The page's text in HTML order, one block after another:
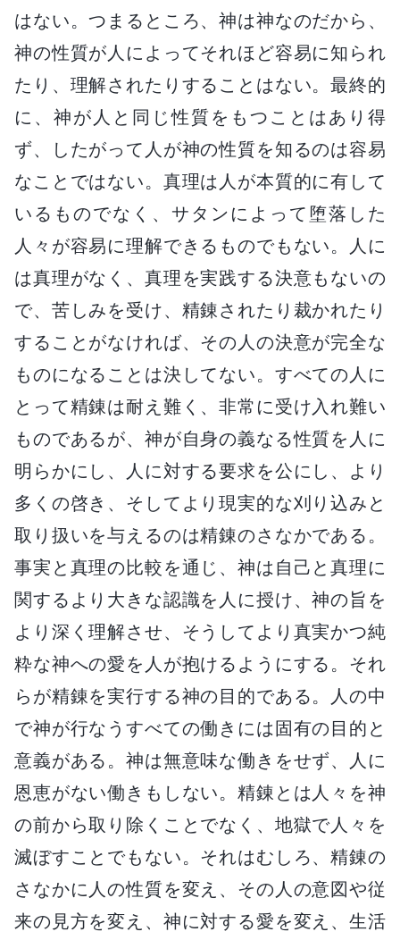
はない。つまるところ、神は神なのだから、
神の性質が人によってそれほど容易に知られ
たり、理解されたりすることはない。最終的
に、神が人と同じ性質をもつことはあり得
ず、したがって人が神の性質を知るのは容易
なことではない。真理は人が本質的に有して
いるものでなく、サタンによって堕落した
人々が容易に理解できるものでもない。人に
は真理がなく、真理を実践する決意もないの
で、苦しみを受け、精錬されたり裁かれたり
することがなければ、その人の決意が完全な
ものになることは決してない。すべての人に
とって精錬は耐え難く、非常に受け入れ難い
ものであるが、神が自身の義なる性質を人に
明らかにし、人に対する要求を公にし、より
多くの啓き、そしてより現実的な刈り込みと
取り扱いを与えるのは精錬のさなかである。
事実と真理の比較を通じ、神は自己と真理に
関するより大きな認識を人に授け、神の旨を
より深く理解させ、そうしてより真実かつ純
粋な神への愛を人が抱けるようにする。それ
らが精錬を実行する神の目的である。人の中
で神が行なうすべての働きには固有の目的と
意義がある。神は無意味な働きをせず、人に
恩恵がない働きもしない。精錬とは人々を神
の前から取り除くことでなく、地獄で人々を
滅ぼすことでもない。それはむしろ、精錬の
さなかに人の性質を変え、その人の意図や従
来の見方を変え、神に対する愛を変え、生活